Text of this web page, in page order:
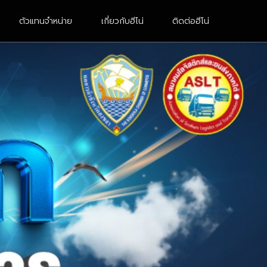
FM8JN3D-CDDMH
FM1AN3D-BDDMH
FM1AK3M-BDDMH
FM1AN3D-BDDMH (M)
หัวลาก
UM1AL3B-BDDMH
FG8JH3B
ตัวแทนจำหน่าย เกี่ยวกับฮีโน่ ติดต่อฮีโน่